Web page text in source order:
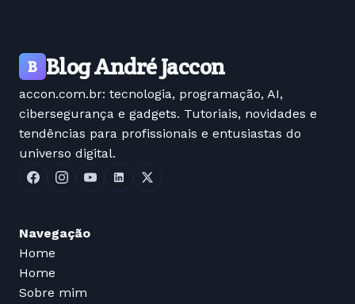
B Blog André Jaccon
accon.com.br: tecnologia, programação, AI,
cibersegurança e gadgets. Tutoriais, novidades e
tendências para profissionais e entusiastas do
universo digital.
Navegação
Home
Home
Sobre mim